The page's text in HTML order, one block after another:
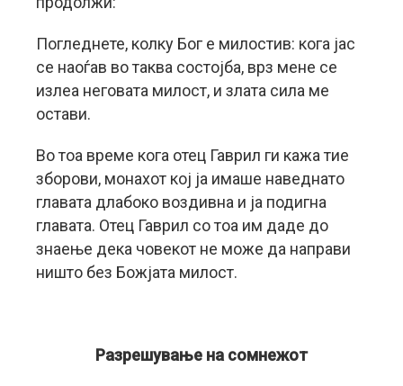
Погледнете, колку Бог е милостив: кога јас
се наоѓав во таква состојба, врз мене се
излеа неговата милост, и злата сила ме
остави.
Во тоа време кога отец Гаврил ги кажа тие
зборови, монахот кој ја имаше наведнато
главата длабоко воздивна и ја подигна
главата. Отец Гаврил со тоа им даде до
знаење дека човекот не може да направи
ништо без Божјата милост.
Разрешување на сомнежот